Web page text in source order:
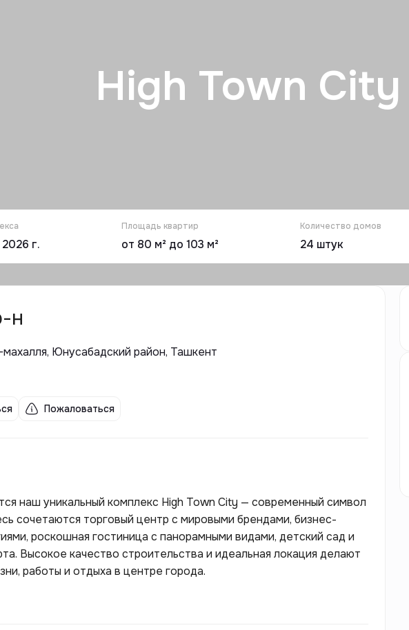
High Town City
г.
Площадь квартир
от 80 м² до 103 м²
Количество домов
24 штук
н
Юнусабадский район, Ташкент
Пожаловаться
наш уникальный комплекс High Town City — современный символ
сочетаются торговый центр с мировыми брендами, бизнес-
роскошная гостиница с панорамными видами, детский сад и
Высокое качество строительства и идеальная локация делают
работы и отдыха в центре города.